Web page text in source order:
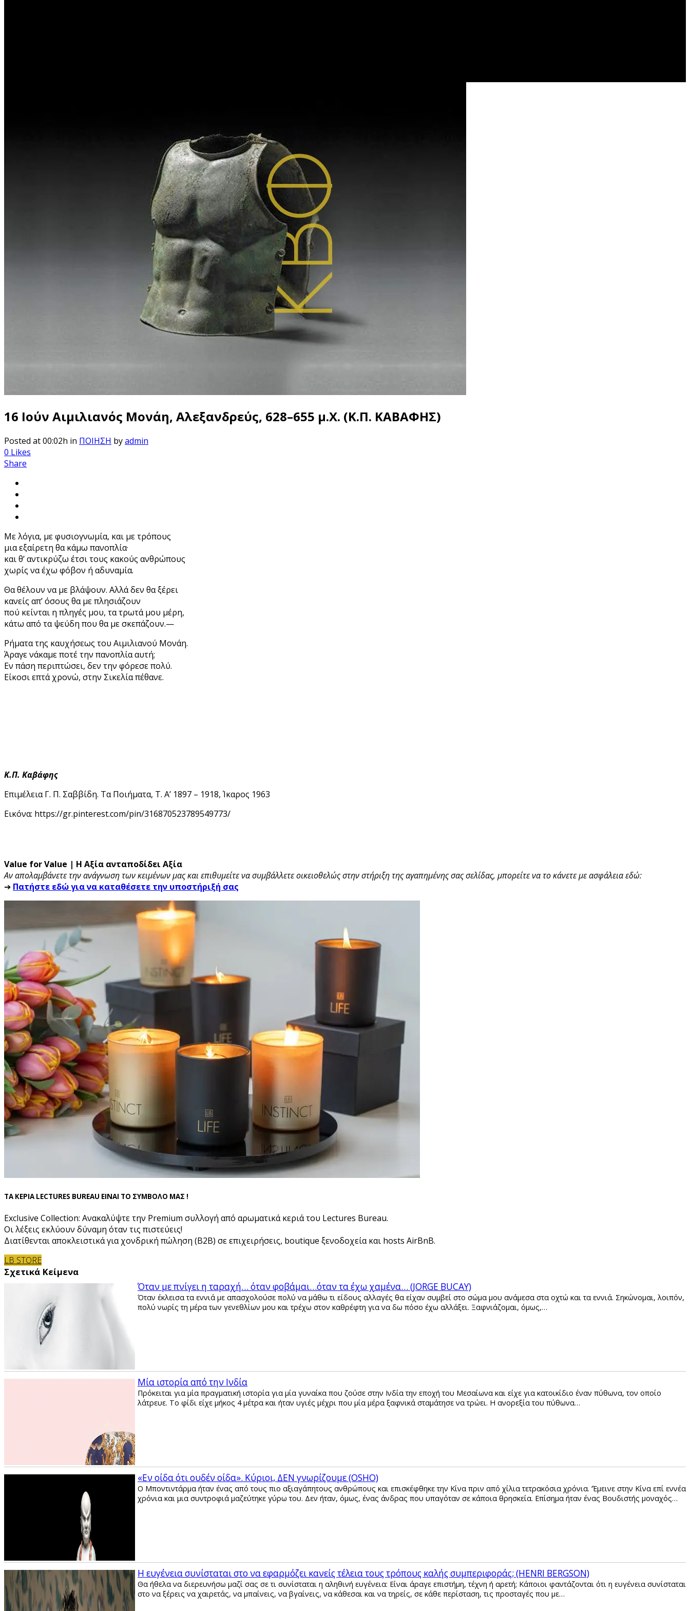
16 Ιούν Αιμιλιανός Μονάη, Αλεξανδρεύς, 628–655 μ.X. (Κ.Π. ΚΑΒΑΦΗΣ)
Posted at 00:02h in ΠΟΙΗΣΗ byadmin
0 Likes
Share
Με λόγια, με φυσιογνωμία, και με τρόπους
μια εξαίρετη θα κάμω πανοπλία·
και θ’ αντικρύζω έτσι τους κακούς ανθρώπους
χωρίς να έχω φόβον ή αδυναμία.
Θα θέλουν να με βλάψουν. Aλλά δεν θα ξέρει
κανείς απ’ όσους θα με πλησιάζουν
πού κείνται η πληγές μου, τα τρωτά μου μέρη,
κάτω από τα ψεύδη που θα με σκεπάζουν.—
Pήματα της καυχήσεως του Aιμιλιανού Μονάη.
Άραγε νάκαμε ποτέ την πανοπλία αυτή;
Εν πάση περιπτώσει, δεν την φόρεσε πολύ.
Είκοσι επτά χρονώ, στην Σικελία πέθανε.
Κ.Π. Καβάφης
Επιμέλεια Γ. Π. Σαββίδη. Τα Ποιήματα, Τ. Α’ 1897 – 1918, Ίκαρος 1963
Εικόνα: https://gr.pinterest.com/pin/316870523789549773/
Value for Value | Η Αξία ανταποδίδει Αξία
Αν απολαμβάνετε την ανάγνωση των κειμένων μας και επιθυμείτε να συμβάλλετε οικειοθελώς στην στήριξη της αγαπημένης σας σελίδας, μπορείτε να το κάνετε με ασφάλεια εδώ:
➔ Πατήστε εδώ για να καταθέσετε την υποστήριξή σας
ΤΑ ΚΕΡΙΑ LECTURES BUREAU ΕΙΝΑΙ ΤΟ ΣΥΜΒΟΛΟ ΜΑΣ !
Exclusive Collection: Ανακαλύψτε την Premium συλλογή από αρωματικά κεριά του Lectures Bureau.
Οι λέξεις εκλύουν δύναμη όταν τις πιστεύεις!
Διατίθενται αποκλειστικά για χονδρική πώληση (B2B) σε επιχειρήσεις, boutique ξενοδοχεία και hosts AirBnB.
LB STORE
Σχετικά Κείμενα
Όταν με πνίγει η ταραχή… όταν φοβάμαι…όταν τα έχω χαμένα… (JORGE BUCAY)
Όταν έκλεισα τα εννιά με απασχολούσε πολύ να μάθω τι είδους αλλαγές θα είχαν συμβεί στο σώμα μου ανάμεσα στα οχτώ και τα εννιά. Σηκώνομαι, λοιπόν,
πολύ νωρίς τη μέρα των γενεθλίων μου και τρέχω στον καθρέφτη για να δω πόσο έχω αλλάξει. Ξαφνιάζομαι, όμως,…
Μία ιστορία από την Ινδία
Πρόκειται για μία πραγματική ιστορία για μία γυναίκα που ζούσε στην Ινδία την εποχή του Μεσαίωνα και είχε για κατοικίδιο έναν πύθωνα, τον οποίο
λάτρευε. Το φίδι είχε μήκος 4 μέτρα και ήταν υγιές μέχρι που μία μέρα ξαφνικά σταμάτησε να τρώει. Η ανορεξία του πύθωνα…
«Εν οίδα ότι ουδέν οίδα». Κύριοι, ΔΕΝ γνωρίζουμε (OSHO)
O Μποντιντάρμα ήταν ένας από τους πιο αξιαγάπητους ανθρώπους και επισκέφθηκε την Κίνα πριν από χίλια τετρακόσια χρόνια. ‘Έμεινε στην Κίνα επί εννέα
χρόνια και μια συντροφιά μαζεύτηκε γύρω του. Δεν ήταν, όμως, ένας άνδρας που υπαγόταν σε κάποια θρησκεία. Επίσημα ήταν ένας Βουδιστής μοναχός…
Η ευγένεια συνίσταται στο να εφαρμόζει κανείς τέλεια τους τρόπους καλής συμπεριφοράς; (HENRI BERGSON)
Θα ήθελα να διερευνήσω μαζί σας σε τι συνίσταται η αληθινή ευγένεια: Είναι άραγε επιστήμη, τέχνη ή αρετή; Κάποιοι φαντάζονται ότι η ευγένεια συνίσταται
στο να ξέρεις να χαιρετάς, να μπαίνεις, να βγαίνεις, να κάθεσαι και να τηρείς, σε κάθε περίσταση, τις προσταγές που με…